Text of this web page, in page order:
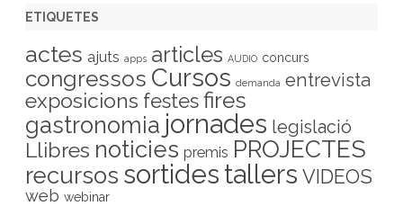
ETIQUETES
actes ajuts apps articles AUDIO concurs
congressos Cursos demanda entrevista
exposicions festesfires
gastronomia jornades legislació
Llibres noticies premis PROJECTES
recursos sortides tallers VIDEOS
web webinar